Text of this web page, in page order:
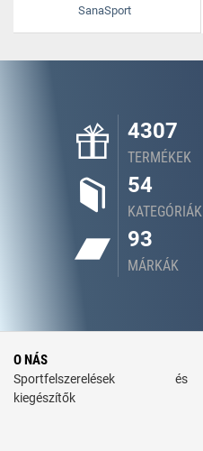
SanaSport
4307
TERMÉKEK
54
KATEGÓRIÁK
93
MÁRKÁK
O NÁS
Sportfelszerelések és
kiegészítők